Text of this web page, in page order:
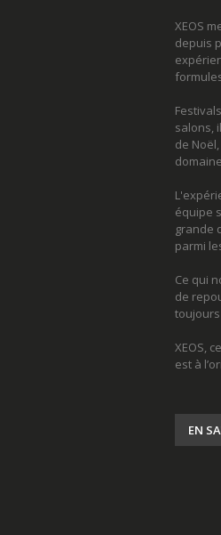
XEOS
depuis
salons,
de
équipe
grande
parmi
Ce qui
de
XEOS,
est à
EN